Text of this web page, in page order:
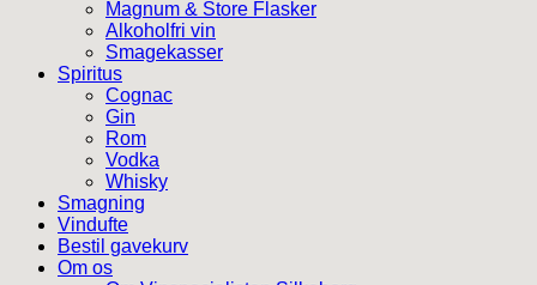
Magnum & Store Flasker
Alkoholfri vin
Smagekasser
Spiritus
Cognac
Gin
Rom
Vodka
Whisky
Smagning
Vindufte
Bestil gavekurv
Om os